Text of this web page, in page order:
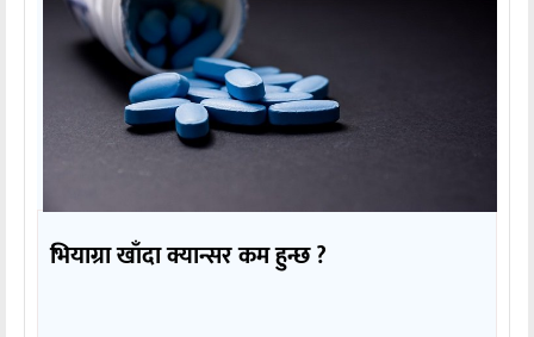
भियाग्रा खाँदा क्यान्सर कम हुन्छ ?